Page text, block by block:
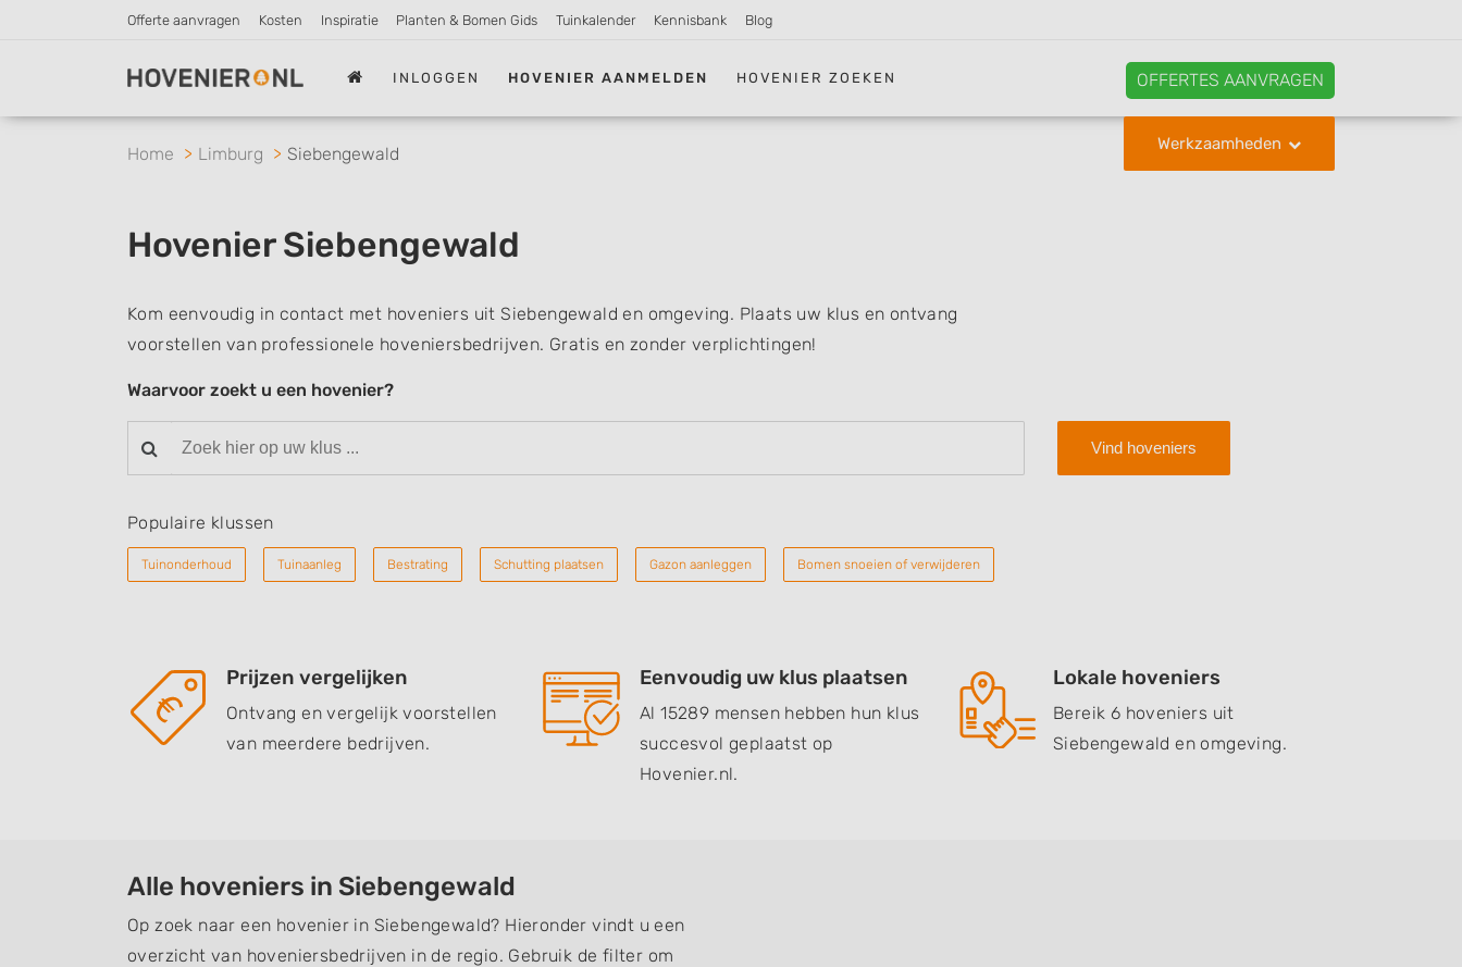
Offerte aanvragen Kosten Inspiratie Planten & Bomen Gids Tuinkalender Kennisbank Blog
INLOGGEN HOVENIER AANMELDEN HOVENIER ZOEKEN OFFERTES AANVRAGEN
Werkzaamheden
Home Limburg Siebengewald
Hovenier Siebengewald
Kom eenvoudig in contact met hoveniers uit Siebengewald en omgeving. Plaats uw klus en ontvang
voorstellen van professionele hoveniersbedrijven. Gratis en zonder verplichtingen!
Waarvoor zoekt u een hovenier?
Vind hoveniers
Populaire klussen
Tuinonderhoud Tuinaanleg Bestrating Schutting plaatsen Gazon aanleggen Bomen snoeien of verwijderen
Prijzen vergelijken
Ontvang en vergelijk voorstellen
van meerdere bedrijven.
Eenvoudig uw klus plaatsen
Al 15289 mensen hebben hun klus
succesvol geplaatst op
Hovenier.nl.
Lokale hoveniers
Bereik 6 hoveniers uit
Siebengewald en omgeving.
Alle hoveniers in Siebengewald
Op zoek naar een hovenier in Siebengewald? Hieronder vindt u een
overzicht van hoveniersbedrijven in de regio. Gebruik de filter om